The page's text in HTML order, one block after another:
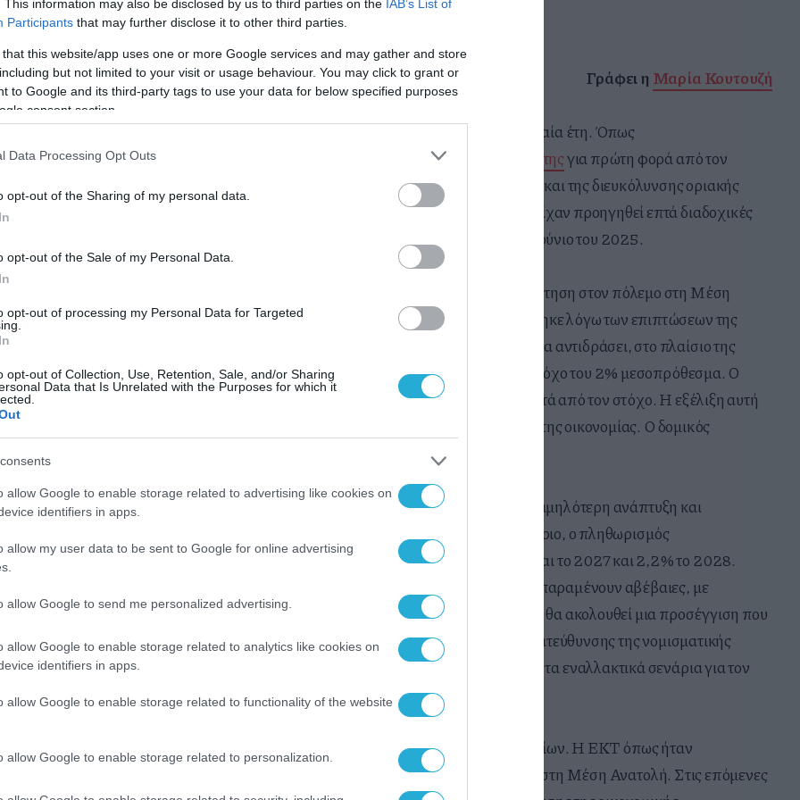
This information may also be disclosed by us to third parties on the IAB’s List of
Participants that may further disclose it to other third parties.
that this website/app uses one or more Google services and may gather and store
but not limited to your visit or usage behaviour. You may click to grant or
to Google and its third-party tags to use your data for below specified purposes
consent section.
Data Processing Opt Outs
opt-out of the Sharing of my personal data.
opt-out of the Sale of my Personal Data.
opt-out of processing my Personal Data for Targeted
opt-out of Collection, Use, Retention, Sale, and/or Sharing
Data that Is Unrelated with the Purposes for which it
allow Google to enable storage related to advertising like cookies on
identifiers in apps.
allow my user data to be sent to Google for online advertising
allow Google to send me personalized advertising.
allow Google to enable storage related to analytics like cookies on
identifiers in apps.
allow Google to enable storage related to functionality of the website
allow Google to enable storage related to personalization.
Γράφει η Μαρία Κουτουζή
στις 11 Ιουνίου μία από τις πιο σημαντικές συνεδριάσειςτης τα τελευταία έτη. Όπως
της και είχε προεξοφλήσει η αγορά, η ΕΚΤ προέβη
σε αύξηση των επιτοκίων τηςγια πρώτη φορά από τον
διευκόλυνσης αποδοχής καταθέσεων, των πράξεων κύριας αναχρηματοδότησης και της διευκόλυνσης οριακής
στο 2,25%, 2,40% και 2,65% αντίστοιχα, με ισχύ από τις 17 Ιουνίου 2026. Είχαν προηγηθεί επτά διαδοχικές
επιτοκίων μετά από οκτώ μειώσεις επιτοκίων από τον Ιούνιο του 2024 έως τον Ιούνιο του 2025.
κεντρικών τραπεζών που προέβη σε αύξηση των επιτοκίων της ως απάντηση στον πόλεμο στη Μέση
για αργοπορημένη αντίδραση στην πληθωριστική κρίση που προκλήθηκε λόγω των επιπτώσεων της
του πολέμου στην Ουκρανία. Η ΕΚΤ αποφάσισε αυτή τη φορά να μην αργήσει να αντιδράσει, στο πλαίσιο της
πολιτική με σκοπό τη διασφάλιση ότι ο πληθωρισμός σταθεροποιείται στον στόχο του 2% μεσοπρόθεσμα. Ο
τιθασευτεί πριν τον πόλεμο, ανήλθε τον Μάιο στο 3,2%, αποκλίνοντας αρκετά από τον στόχο. Η εξέλιξη αυτή
αλλά υπάρχουν και ενδείξεις διάχυσης της αύξησης
τιμών σε άλλους κλάδους της οικονομίας. Ο δομικός
ενέργειας και τροφίμων διαμορφώθηκε στο 2,2%.
εκτιμήσεις της για το ΑΕΠ και τον πληθωρισμό, οι οποίες περιλαμβάνουν χαμηλότερη ανάπτυξη και
το 2027 συγκριτικά με τις εκτιμήσεις του Μαρτίου. Σύμφωνα με το βασικό σενάριο, ο πληθωρισμός
2027 και 2,0% το 2028. Ο δομικός πληθωρισμόςπροβλέπεται 2,5% το 2026 και το 2027 και 2,2% το 2028.
το 2026, 1,2% το 2027 και 1,5% το 2028. Η ΕΚΤ επισήμανε ότι οι προοπτικές παραμένουν αβέβαιες, με
και καθοδικούς κινδύνους για την οικονομική ανάπτυξη. Η ΕΚΤ επανέλαβε ότι θα ακολουθεί μια προσέγγιση που
αποφάσεις από συνεδρίαση σε συνεδρίαση για τον καθορισμό της κατάλληλης κατεύθυνσης της νομισματικής
ανέφερε ότι η απόφαση που ελήφθη ήταν ομόφωνη, βασιζόμενη σε όλα τα εναλλακτικά σενάρια για τον
προτά
σεις.
σειράς αυξήσεων και ποια θα είναι η διάρκεια πιθανού ανοδικού κύκλου επιτοκίων. Η ΕΚΤ όπως ήταν
κινήσεις της, οι οποίες θα εξαρτηθούν κυρίως από την εξέλιξη του πολέμου στη Μέση Ανατολή. Στις επόμενες